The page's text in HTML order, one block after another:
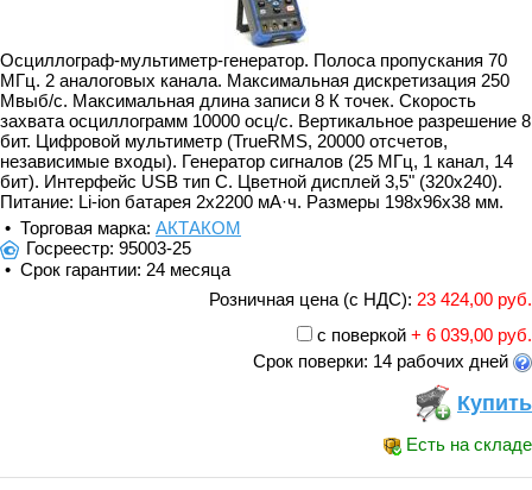
Осциллограф-мультиметр-генератор. Полоса пропускания 70
МГц. 2 аналоговых канала. Максимальная дискретизация 250
Мвыб/с. Максимальная длина записи 8 К точек. Скорость
захвата осциллограмм 10000 осц/с. Вертикальное разрешение 8
бит. Цифровой мультиметр (TrueRMS, 20000 отсчетов,
независимые входы). Генератор сигналов (25 МГц, 1 канал, 14
бит). Интерфейс USB тип C. Цветной дисплей 3,5" (320x240).
Питание: Li-ion батарея 2x2200 мА·ч. Размеры 198x96x38 мм.
• Торговая марка: АКТАКОМ
Госреестр: 95003-25
• Срок гарантии: 24 месяца
Розничная цена (с НДС): 23 424,00 руб.
с поверкой + 6 039,00 руб.
Срок поверки: 14 рабочих дней
Купить
Есть на складе